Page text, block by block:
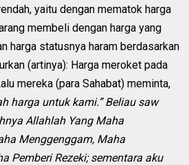
yaitu dengan mematok harga
membeli dengan harga yang
harga statusnya haram berdasarkan
(artinya): Harga meroket pada
mereka (para Sahabat) meminta,
harga untuk kami.” Beliau saw
Allahlah Yang Maha
Menggenggam, Maha
Pemberi Rezeki; sementara aku